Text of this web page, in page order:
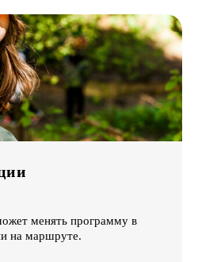
менять программу в
на маршруте.